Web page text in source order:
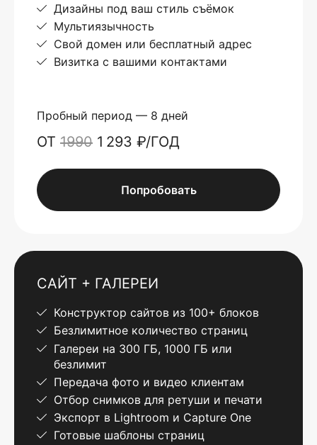
Дизайны под ваш стиль съёмок
Мультиязычность
Свой домен или бесплатный адрес
Визитка с вашими контактами
Пробный период — 8 дней
ОТ 1990 1 293 ₽/ГОД
Попробовать
САЙТ + ГАЛЕРЕИ
Конструктор сайтов из 100+ блоков
Безлимитное количество страниц
Галереи на 300 ГБ, 1000 ГБ или
безлимит
Передача фото и видео клиентам
Отбор снимков для ретуши и печати
Экспорт в Lightroom и Capture One
Готовые шаблоны страниц